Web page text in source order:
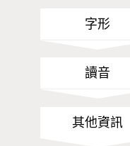
字形
讀音
其他資訊